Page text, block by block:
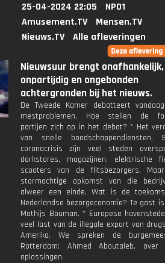
25-04-2024 22:05
NPO1
Amusement.TV
Mensen.TV
Nieuws.TV
Alle afleveringen
Nieuwsuur brengt onafhankelijk,
onpartijdig en ongebonden
achtergronden bij het nieuws.
De Tweede Kamer debatteert
mestproblemen. Hoe stellen de
partijen zich op in het debat? * Het
van snelle boodschappendiensten.
coronacrisis zijn veel steden
darkstores, magazijnen, elektrische
scooters van de flitsbezorgers.
stormachtige opkomst van die
alweer een einde. Wat is de
Nederlandse bezorgeconomie? Te gast
Mathijs Bouman. * Europese
veel last van de illegale export van
Amerika. We spreken de
Rotterdam: Ahmed Aboutaleb, over
oplossingen.